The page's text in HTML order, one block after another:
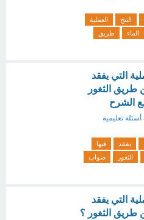
النتح
العملية
الماء
طريق
التي يفقد
طريق الثغور
الشرح
أسئلة تعليمية
يفقد
فيها
الثغور
صواب
التي يفقد
طريق الثغور ؟